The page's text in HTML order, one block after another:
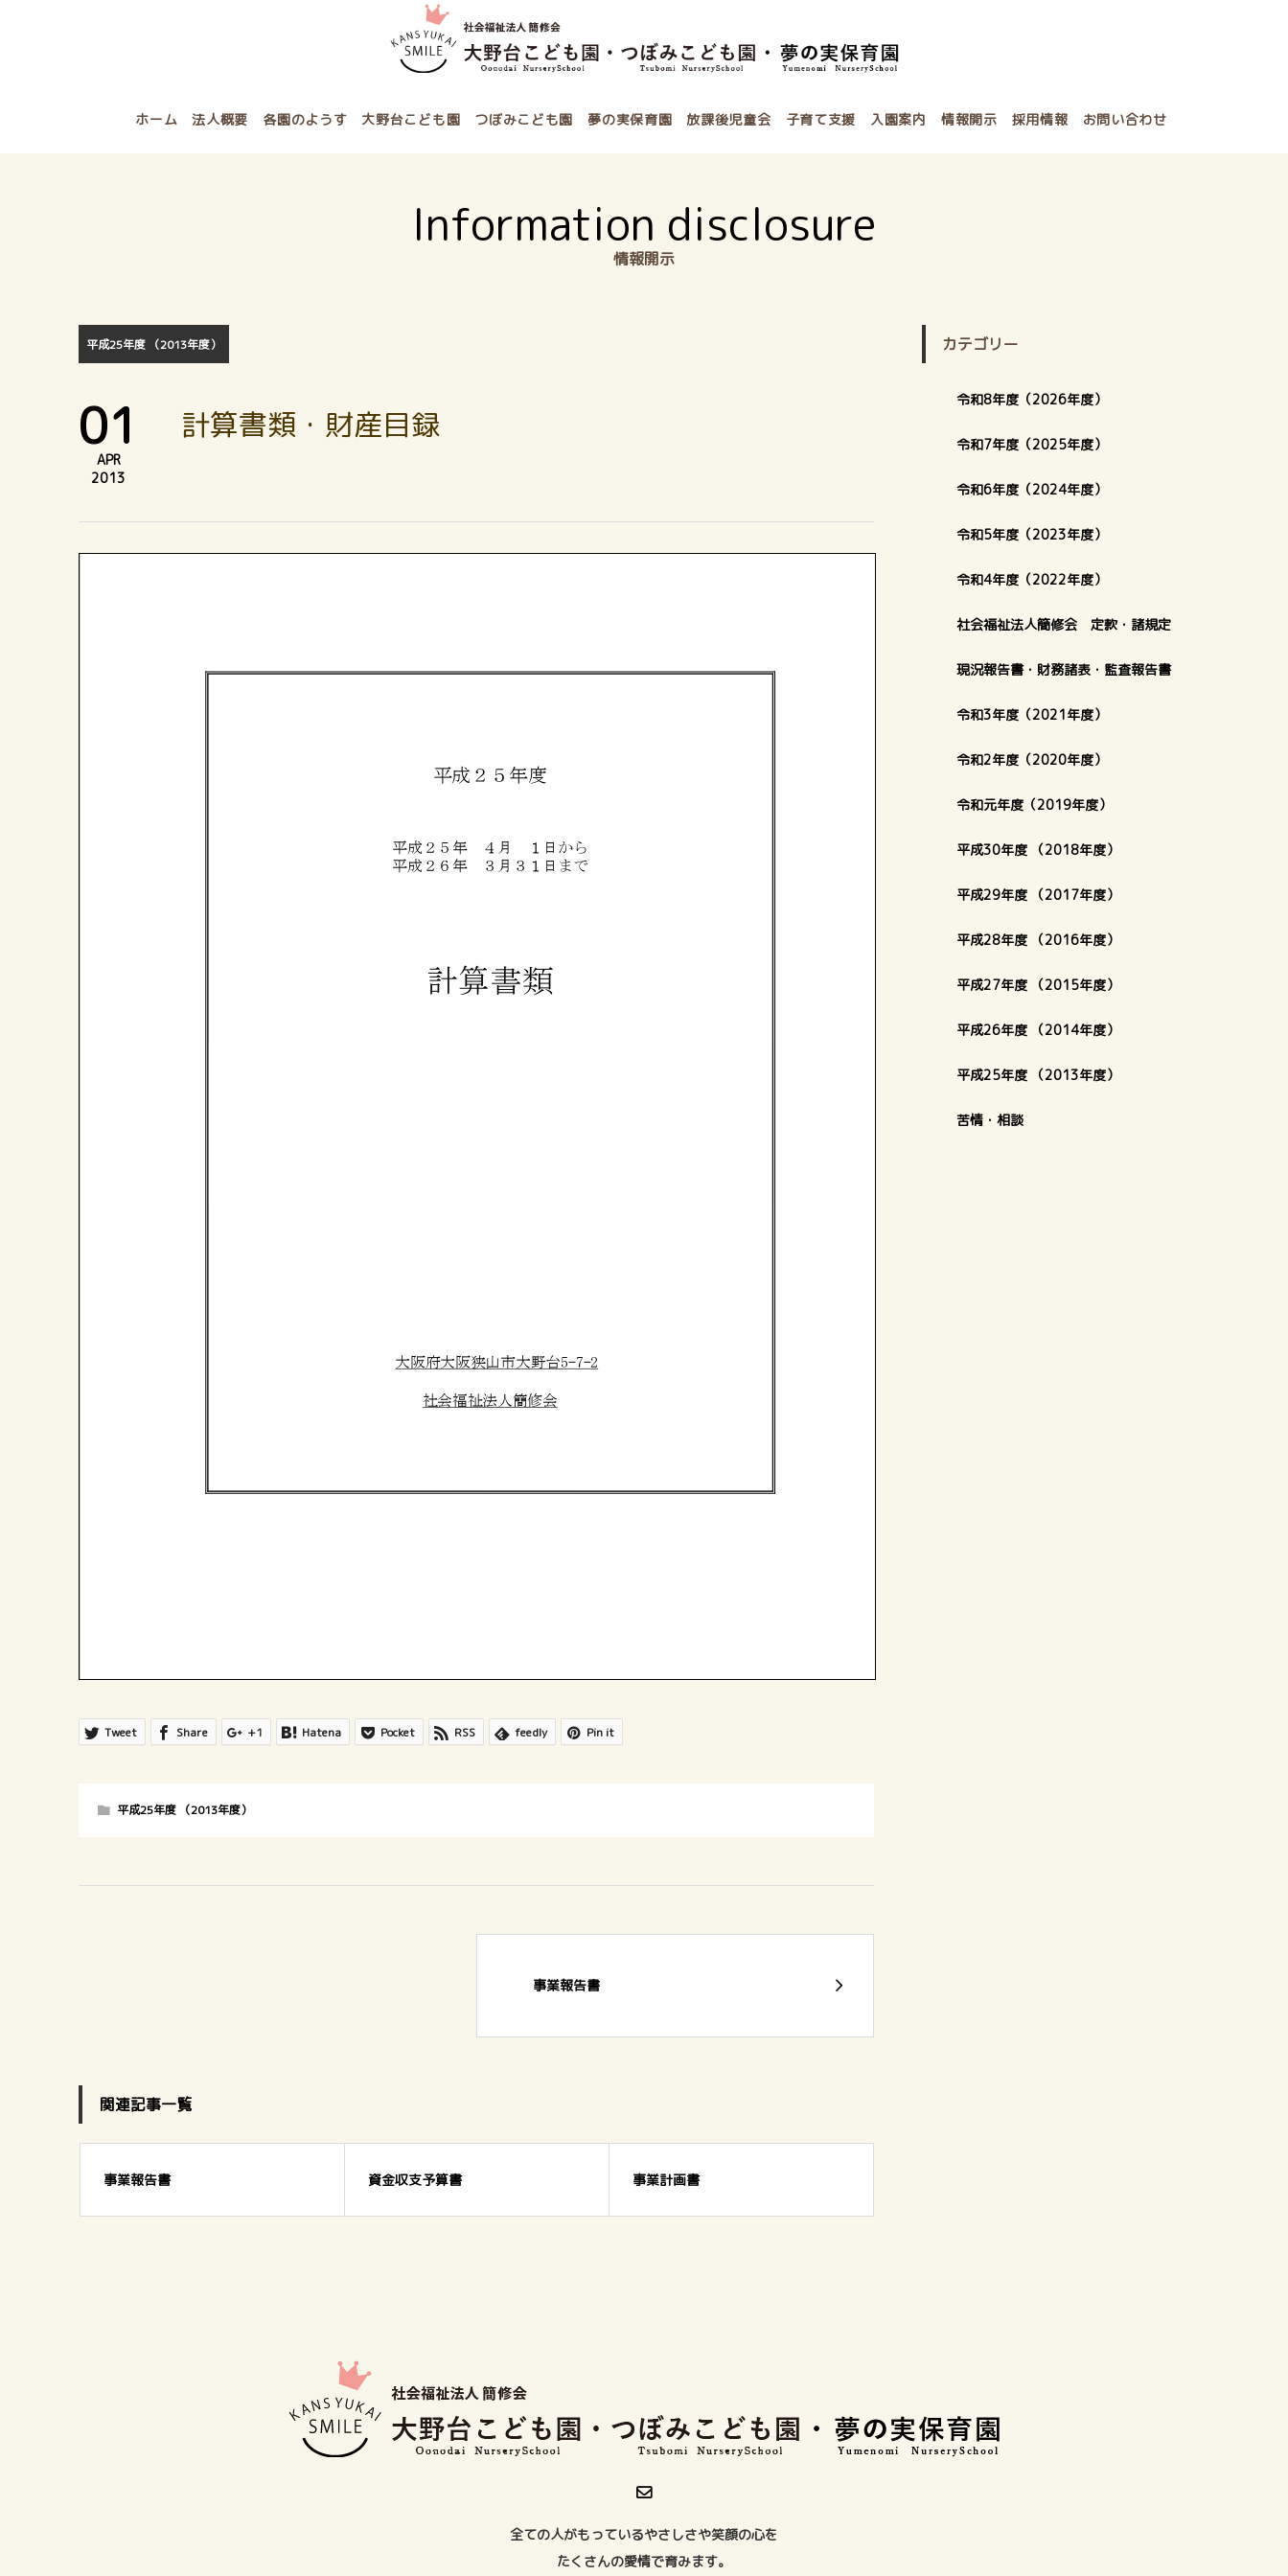
ホーム 法人概要 各園のようす 大野台こども園 つぼみこども園 夢の実保育園 放課後児童会 子育て支援 入園案内 情報開示 採用情報 お問い合わせ
Information disclosure
情報開示
平成25年度 （2013年度）
01
APR
2013
計算書類・財産目録
Tweet Share +1 Hatena Pocket RSS feedly Pin it
平成25年度 （2013年度）
事業報告書
関連記事一覧
事業報告書 資金収支予算書 事業計画書
カテゴリー
令和8年度（2026年度）
令和7年度（2025年度）
令和6年度（2024年度）
令和5年度（2023年度）
令和4年度（2022年度）
社会福祉法人簡修会 定款・諸規定
現況報告書・財務諸表・監査報告書
令和3年度（2021年度）
令和2年度（2020年度）
令和元年度（2019年度）
平成30年度 （2018年度）
平成29年度 （2017年度）
平成28年度 （2016年度）
平成27年度 （2015年度）
平成26年度 （2014年度）
平成25年度 （2013年度）
苦情・相談
全ての人がもっているやさしさや笑顔の心を
たくさんの愛情で育みます。